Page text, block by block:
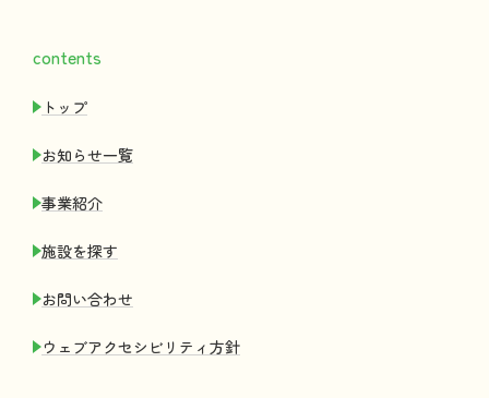
contents
トップ
お知 らせ一覧
事業紹介
施設を探す
お問い合わせ
ウェブアクセシビリティ 方針